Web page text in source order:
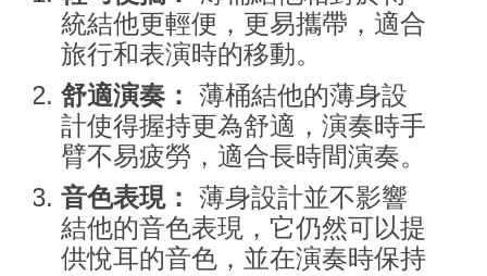
統結他更輕便，更易攜帶，適合
旅行和表演時的移動。
舒適演奏： 薄桶結他的薄身設
計使得握持更為舒適，演奏時手
臂不易疲勞，適合長時間演奏。
音色表現： 薄身設計並不影響
結他的音色表現，它仍然可以提
供悅耳的音色，並在演奏時保持